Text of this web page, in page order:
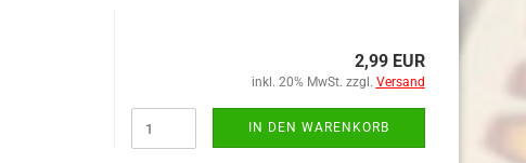
2,99 EUR
inkl. 20% MwSt. zzgl. Versand
IN DEN WARENKORB